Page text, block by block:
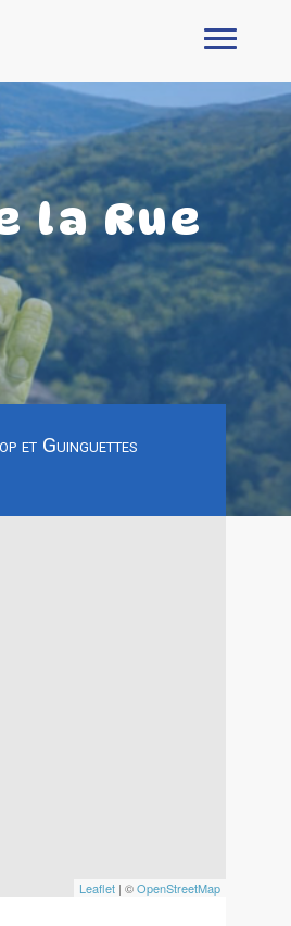
la Rue
et Guinguettes
Leaflet | ©OpenStreetMap